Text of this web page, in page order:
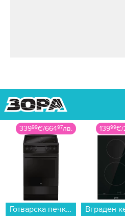
13999€/2738лв.
Вграден керамичен плот Gorenje ECT321BSC , Електрически...
19999€/